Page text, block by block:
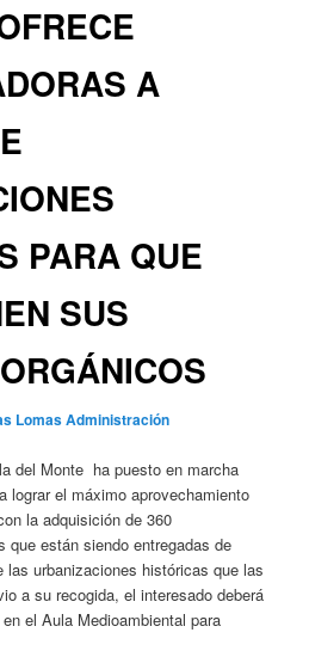
A
PARA QUE
SUS
Lomas Administración
del Monte ha puesto en marcha
lograr el máximo aprovechamiento
la adquisición de 360
que están siendo entregadas de
urbanizaciones históricas que las
a su recogida, el interesado deberá
el Aula Medioambiental para